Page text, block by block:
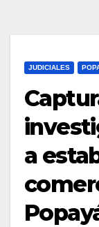
JUDICIALES
a